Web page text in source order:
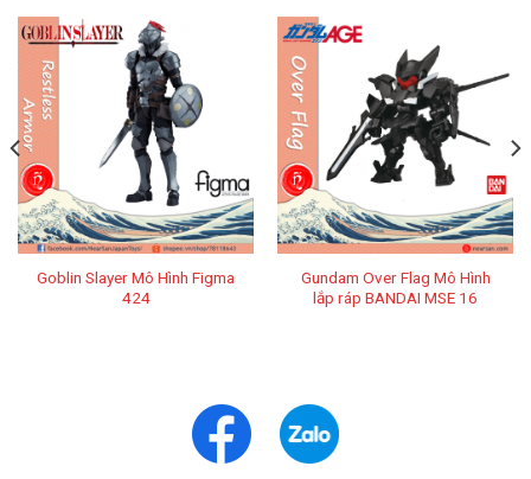
Goblin Slayer Mô Hình Figma
424
Gundam Over Flag Mô Hình
lắp ráp BANDAI MSE 16